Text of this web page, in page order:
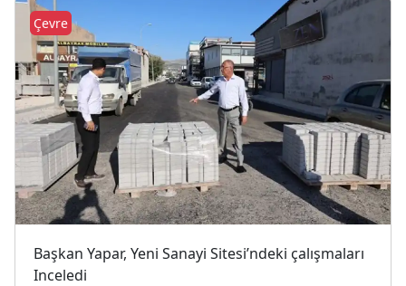
Başkan Yapar, Yeni Sanayi Sitesi’ndeki çalışmaları
Inceledi
Çevre